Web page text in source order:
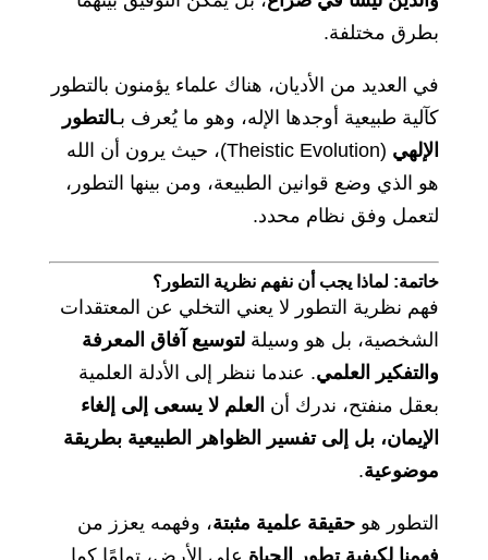
بطرق مختلفة.
في العديد من الأديان، هناك علماء يؤمنون بالتطور
كآلية طبيعية أوجدها الإله، وهو ما يُعرف بـالتطور
الإلهي
(Theistic Evolution)، حيث يرون أن الله
هو الذي وضع قوانين الطبيعة، ومن بينها التطور،
لتعمل وفق نظام محدد.
خاتمة: لماذا يجب أن نفهم نظرية التطور؟
فهم نظرية التطور لا يعني التخلي عن المعتقدات
الشخصية، بل هو وسيلة لتوسيع آفاق المعرفة
والتفكير العلمي. عندما ننظر إلى الأدلة العلمية
بعقل منفتح، ندرك أن العلم لا يسعى إلى إلغاء
الإيمان، بل إلى تفسير الظواهر الطبيعية بطريقة
موضوعية.
التطور هو حقيقة علمية مثبتة، وفهمه يعزز من